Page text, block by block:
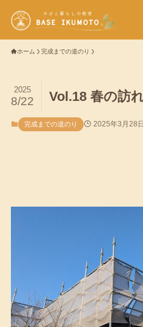
ホーム 完成までの道のり
Vol.18 春の訪
2025
8/22
完成までの道のり 2025年3月28日